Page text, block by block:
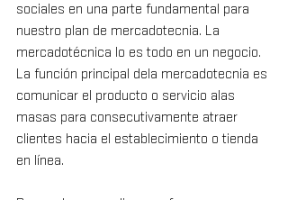
sociales en una parte fundamental para
nuestro plan de mercadotecnia. La
mercadotécnica lo es todo en un negocio.
La función principal dela mercadotecnia es
comunicar el producto o servicio alas
masas para consecutivamente atraer
clientes hacia el establecimiento o tienda
en línea.